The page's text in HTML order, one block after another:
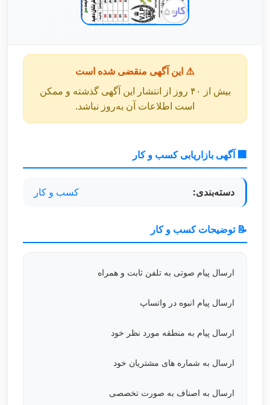
⚠️ این آگهی منقضی شده است
بیش از ۴۰ روز از انتشار این آگهی گذشته و ممکن
است اطلاعات آن به‌روز نباشد.
🏢 آگهی بازاریابی کسب و کار
دسته‌بندی: کسب و کار
📝 توضیحات کسب و کار
ارسال پیام صوتی به تلفن ثابت و همراه
ارسال پیام انبوه در واتساپ
ارسال پیام به منطقه مورد نظر خود
ارسال به شماره های مشتریان خود
ارسال به اصناف به صورت تخصصی